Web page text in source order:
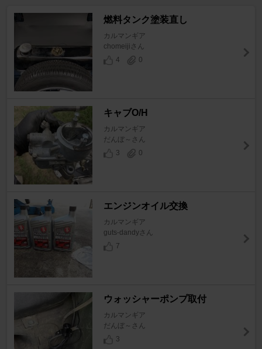
燃料タンク塗装直し
カルマンギア
chomeijiさん
4
0
キャブO/H
カルマンギア
だんぼ～さん
3
0
エンジンオイル交換
カルマンギア
guts-dandyさん
7
ウォッシャーポンプ取付
カルマンギア
だんぼ～さん
3